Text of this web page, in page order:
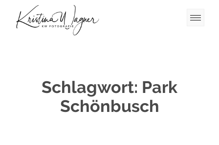
Schlagwort: Park
Schönbusch